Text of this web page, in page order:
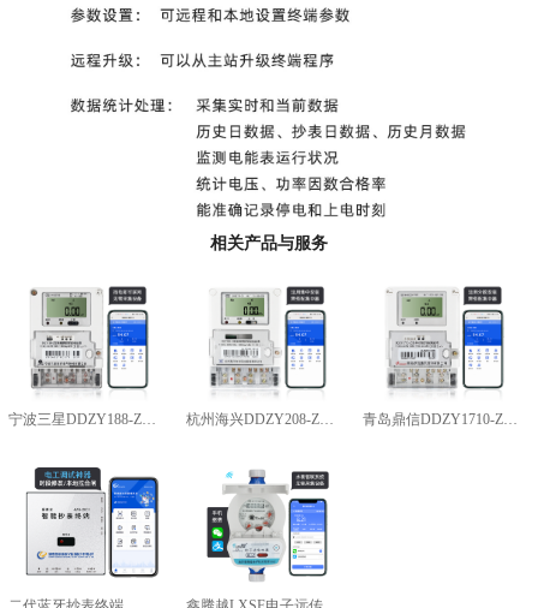
相关产品与服务
宁波三星DDZY188-Z型4G通讯智能电能表杭州海兴DDZY208-Z型RS485通讯智能电能表
青岛鼎信DDZY1710-Z型